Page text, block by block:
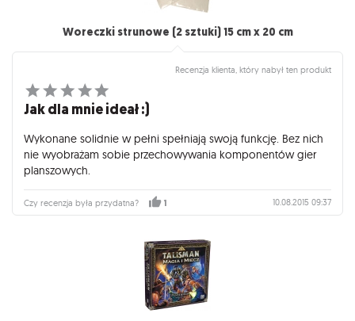
Woreczki strunowe (2 sztuki) 15 cm x 20 cm
Recenzja klienta, który nabył ten produkt
Jak dla mnie ideał :)
Wykonane solidnie w pełni spełniają swoją funkcję. Bez nich
nie wyobrażam sobie przechowywania komponentów gier
planszowych.
Czy recenzja była przydatna? 1 10.08.2015 09:37